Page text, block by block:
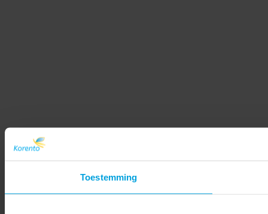
Toestemming